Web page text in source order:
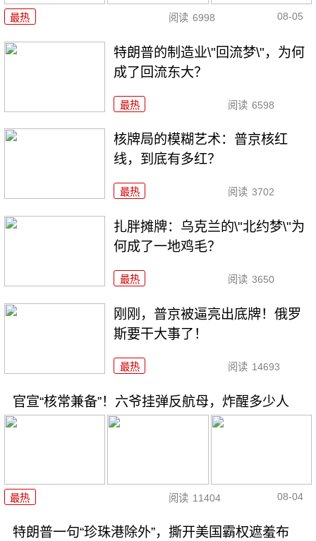
最热 阅读 6998 08-05
特朗普的制造业\"回流梦\"，为何
成了回流东大？
最热 阅读 6598
核牌局的模糊艺术：普京核红
线，到底有多红？
最热 阅读 3702
扎胖摊牌：乌克兰的\"北约梦\"为
何成了一地鸡毛？
最热 阅读 3650
刚刚，普京被逼亮出底牌！俄罗
斯要干大事了！
最热 阅读 14693
官宣“核常兼备”！六爷挂弹反航母，炸醒多少人
最热 阅读 11404 08-04
特朗普一句“珍珠港除外”，撕开美国霸权遮羞布